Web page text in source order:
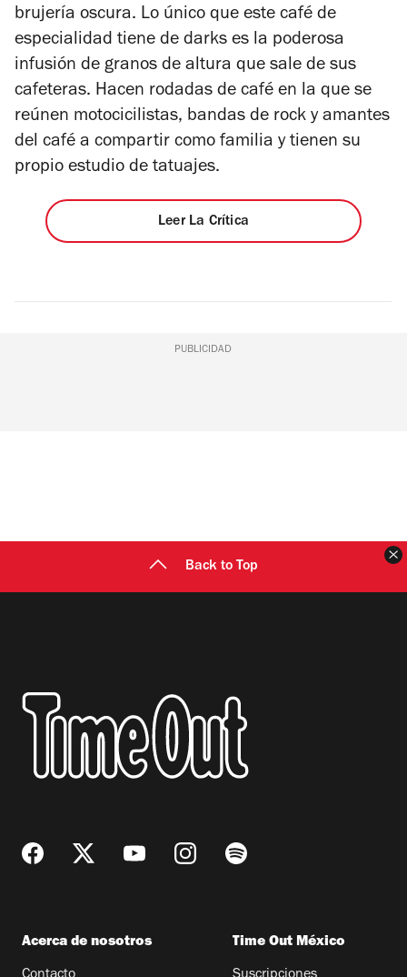
brujería oscura. Lo único que este café de
especialidad tiene de darks es la poderosa
infusión de granos de altura que sale de sus
cafeteras. Hacen rodadas de café en la que se
reúnen motocicilistas, bandas de rock y amantes
del café a compartir como familia y tienen su
propio estudio de tatuajes.
Leer La Crítica
PUBLICIDAD
Back to Top
Acerca de nosotros Time Out México